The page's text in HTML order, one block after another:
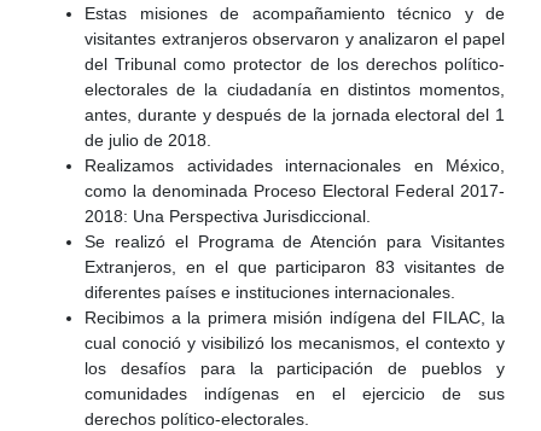
Estas misiones de acompañamiento técnico y de
visitantes extranjeros observaron y analizaron el papel
del Tribunal como protector de los derechos político-
electorales de la ciudadanía en distintos momentos,
antes, durante y después de la jornada electoral del 1
de julio de 2018.
Realizamos actividades internacionales en México,
como la denominada Proceso Electoral Federal 2017-
2018: Una Perspectiva Jurisdiccional.
Se realizó el Programa de Atención para Visitantes
Extranjeros, en el que participaron 83 visitantes de
diferentes países e instituciones internacionales.
Recibimos a la primera misión indígena del FILAC, la
cual conoció y visibilizó los mecanismos, el contexto y
los desafíos para la participación de pueblos y
comunidades indígenas en el ejercicio de sus
derechos político-electorales.